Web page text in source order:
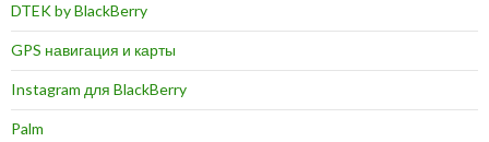
DTEK by BlackBerry
GPS навигация и карты
Instagram для BlackBerry
Palm